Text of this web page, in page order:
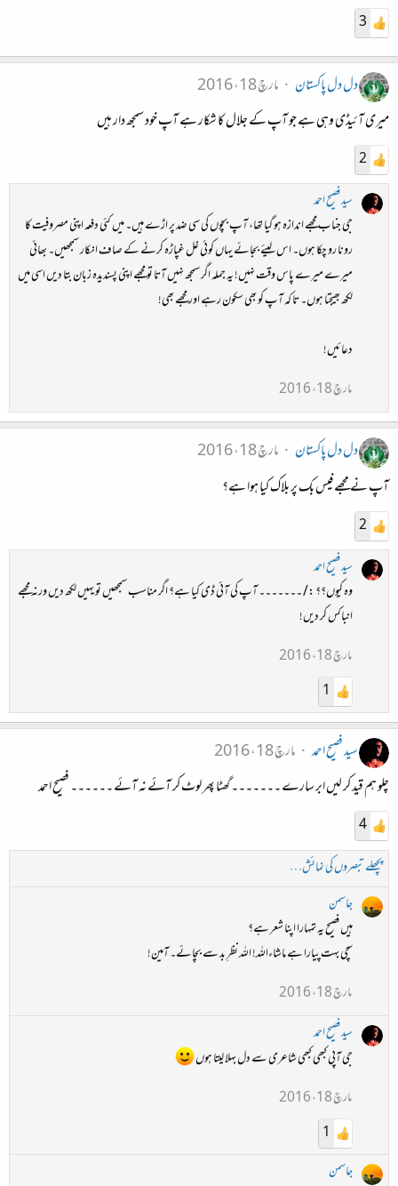
3
دل دل پاکستان
مارچ 18، 2016
میری آئیڈی وہی ہے جو آپ کے جلال کا شکار ہے آپ خود سمجھ دار ہیں
2
سید فصیح احمد
جی جناب مجھے اندازہ ہو گیا تھا، آپ بچوں کی سی ضد پر اڑے ہیں۔ میں کئی دفعہ اپنی مصروفیت کا
رونا رو چکا ہوں۔ اس لیئے بجائے یہاں کوئی غل غپاڑہ کرنے کے صاف انکار سمجھیں۔ بھائی
میرے میرے پاس وقت نہیں! یہ جملہ اگر سمجھ نہیں آتا تو مجھے اپنی پسندیدہ زبان بتا دیں اسی میں
لکھ بھیجتا ہوں۔ تا کہ آپ کو بھی سکون رہے اور مجھے بھی!
دعائیں!
مارچ 18، 2016
دل دل پاکستان
مارچ 18، 2016
آپ نے مجھے فیس بک پر بلاک کیا ہوا ہے؟
2
سید فصیح احمد
وہ کیوں؟؟ :/ ۔۔۔۔۔۔۔ آپ کی آئی ڈی کیا ہے؟ اگر مناسب سمجھیں تو یہیں لکھ دیں ورنہ مجھے
انباکس کر دیں!
مارچ 18، 2016
1
سید فصیح احمد
مارچ 18، 2016
چلو ہم قید کر لیں ابر سارے ۔۔۔۔۔۔۔ گھٹا پھر لوٹ کر آئے نہ آئے ۔۔۔۔۔۔ فصیح احمد
4
پچھلے تبصروں کی نمائش…
جاسمن
ہیں فصیح یہ تمہارا اپنا شعر ہے؟
سچی بہت پیارا ہے ماشاءاللہ! اللہ نظرِ بد سے بچائے۔ آمین!
مارچ 18، 2016
سید فصیح احمد
جی آپی کبھی کبھی شاعری سے دل بہلا لیتا ہوں
مارچ 18، 2016
1
جاسمن